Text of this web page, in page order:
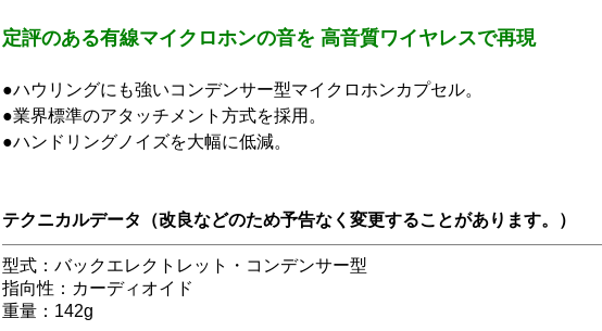
定評のある有線マイクロホンの音を 高音質ワイヤレスで再現
●ハウリングにも強いコンデンサー型マイクロホンカプセル。
●業界標準のアタッチメント方式を採用。
●ハンドリングノイズを大幅に低減。
テクニカルデータ（改良などのため予告なく変更することがあります。）
型式：バックエレクトレット・コンデンサー型
指向性：カーディオイド
重量：142g